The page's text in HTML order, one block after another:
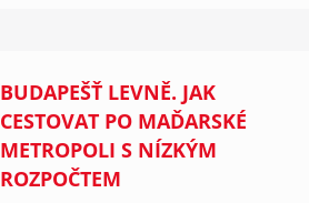
BUDAPEŠŤ LEVNĚ. JAK
CESTOVAT PO MAĎARSKÉ
METROPOLI S NÍZKÝM
ROZPOČTEM